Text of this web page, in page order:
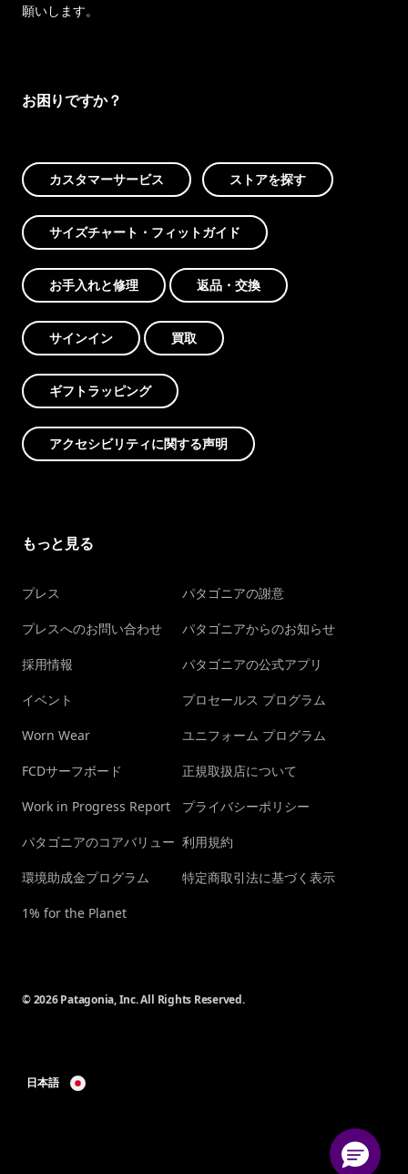
願いします。
お困りですか？
カスタマーサービス ストアを探す
サイズチャート・フィットガイド
お手入れと修理 返品・交換
サインイン 買取
ギフトラッピング
アクセシビリティに関する声明
もっと見る
プレス
プレスへのお問い合わせ
採用情報
イベント
Worn Wear
FCDサーフボード
Work in Progress Report
パタゴニアのコアバリュー
環境助成金プログラム
1% for the Planet
パタゴニアの謝意
パタゴニアからのお知らせ
パタゴニアの公式アプリ
プロセールス プログラム
ユニフォーム プログラム
正規取扱店について
プライバシーポリシー
利用規約
特定商取引法に基づく表示
© 2026 Patagonia, Inc. All Rights Reserved.
日本語